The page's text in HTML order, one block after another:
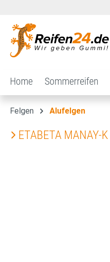
Home Sommerreifen
Felgen Alufelgen
ETABETA